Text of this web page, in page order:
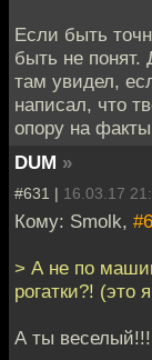
Если быть
быть не понят.
там увидел,
написал, что
опору на
DUM »
#631 | 16.03.17
Кому: Smolk,
> А не по
рогатки?! (это
А ты веселый!!!